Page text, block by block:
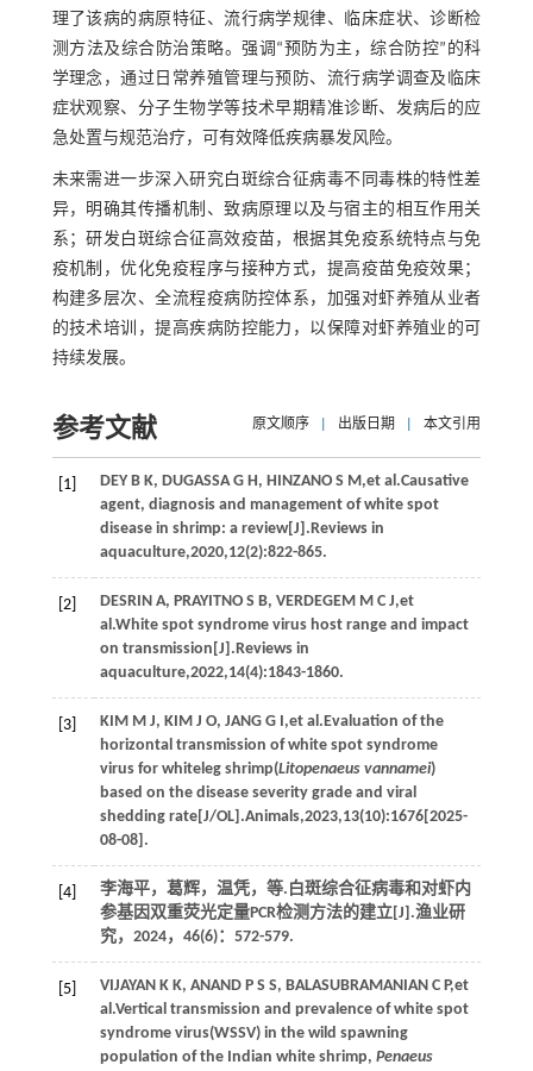
理了该病的病原特征、流行病学规律、临床症状、诊断检
测方法及综合防治策略。强调“预防为主，综合防控”的科
学理念，通过日常养殖管理与预防、流行病学调查及临床
症状观察、分子生物学等技术早期精准诊断、发病后的应
急处置与规范治疗，可有效降低疾病暴发风险。
未来需进一步深入研究白斑综合征病毒不同毒株的特性差
异，明确其传播机制、致病原理以及与宿主的相互作用关
系；研发白斑综合征高效疫苗，根据其免疫系统特点与免
疫机制，优化免疫程序与接种方式，提高疫苗免疫效果；
构建多层次、全流程疫病防控体系，加强对虾养殖从业者
的技术培训，提高疾病防控能力，以保障对虾养殖业的可
持续发展。
参考文献 原文顺序 出版日期 本文引用
[1] DEY B K, DUGASSA G H, HINZANO S M,et al.Causative
agent, diagnosis and management of white spot
disease in shrimp: a review[J].Reviews in
aquaculture,2020,12(2):822-865.
[2] DESRIN A, PRAYITNO S B, VERDEGEM M C J,et
al.White spot syndrome virus host range and impact
on transmission[J].Reviews in
aquaculture,2022,14(4):1843-1860.
[3] KIM M J, KIM J O, JANG G I,et al.Evaluation of the
horizontal transmission of white spot syndrome
virus for whiteleg shrimp(Litopenaeus vannamei)
based on the disease severity grade and viral
shedding rate[J/OL].Animals,2023,13(10):1676[2025-
08-08].
[4] 李海平，葛辉，温凭， 等.白斑综合征病毒和对虾内
参基因双重荧光定量PCR检测方法的建立[J].渔业研
究， 2024， 46(6)：572-579.
[5] VIJAYAN K K, ANAND P S S, BALASUBRAMANIAN C P,et
al.Vertical transmission and prevalence of white spot
syndrome virus(WSSV) in the wild spawning
population of the Indian white shrimp, Penaeus